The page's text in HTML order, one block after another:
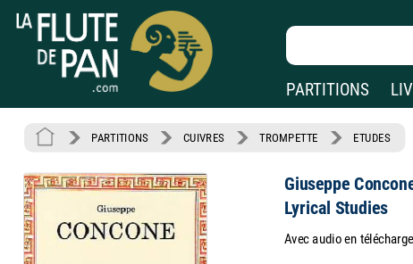
PARTITIONS
PARTITIONS CUIVRES TROMPETTE ETUDES
Giuseppe
Lyrical Studies
Avec audio en